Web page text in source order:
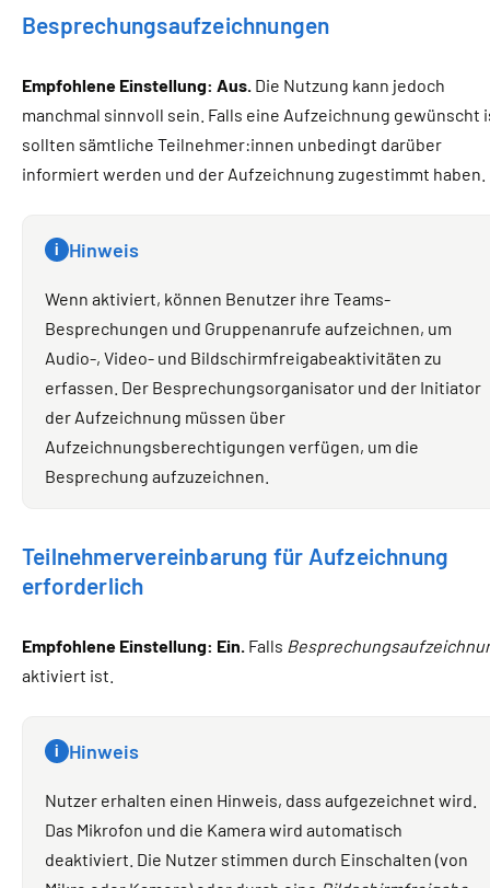
Besprechungsaufzeichnungen
Empfohlene Einstellung: Aus. Die Nutzung kann jedoch
manchmal sinnvoll sein. Falls eine Aufzeichnung gewünscht
sollten sämtliche Teilnehmer:innen unbedingt darüber
informiert werden und der Aufzeichnung zugestimmt haben.
i Hinweis
Wenn aktiviert, können Benutzer ihre Teams-
Besprechungen und Gruppenanrufe aufzeichnen, um
Audio-, Video- und Bildschirmfreigabeaktivitäten zu
erfassen. Der Besprechungsorganisator und der Initiator
der Aufzeichnung müssen über
Aufzeichnungsberechtigungen verfügen, um die
Besprechung aufzuzeichnen.
Teilnehmervereinbarung für Aufzeichnung
erforderlich
Empfohlene Einstellung: Ein. Falls
aktiviert ist.
i Hinweis
Nutzer erhalten einen Hinweis, dass aufgezeichnet wird.
Das Mikrofon und die Kamera wird automatisch
deaktiviert. Die Nutzer stimmen durch Einschalten (von